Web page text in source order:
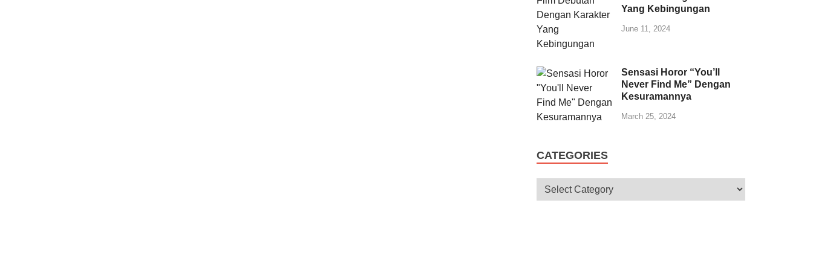
Yang Kebingungan
June 11, 2024
Sensasi Horor “You’ll
Never Find Me” Dengan
Kesuramannya
March 25, 2024
CATEGORIES